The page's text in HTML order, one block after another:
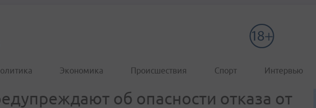
Экономика Происшествия Спорт Интервью
об опасности отказа от